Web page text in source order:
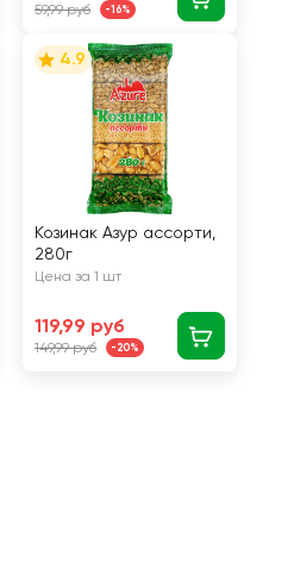
59,99 руб -16%
4.9
Козинак Азур ассорти,
280г
Цена за 1 шт
119,99 руб
149,99 руб -20%